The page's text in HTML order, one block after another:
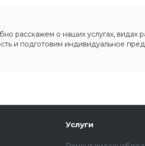
расскажем о наших услугах, видах
и подготовим индивидуальное
Услуги